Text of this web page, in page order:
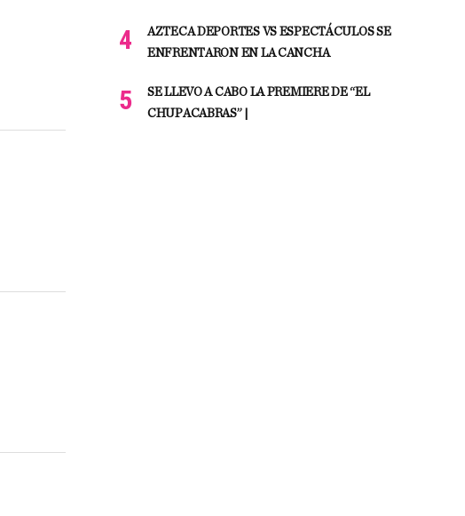
AZTECA DEPORTES VS ESPECTÁCULOS SE
ENFRENTARON EN LA CANCHA
SE LLEVO A CABO LA PREMIERE DE “EL
CHUPACABRAS” |